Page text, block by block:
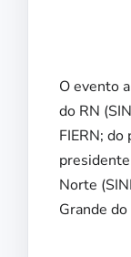
O evento
do RN
FIERN;
Norte
Grande